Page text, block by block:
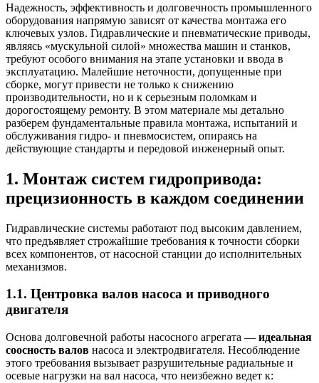
Надежность, эффективность и долговечность промышленного
оборудования напрямую зависят от качества монтажа его
ключевых узлов. Гидравлические и пневматические приводы,
являясь «мускульной силой» множества машин и станков,
требуют особого внимания на этапе установки и ввода в
эксплуатацию. Малейшие неточности, допущенные при
сборке, могут привести не только к снижению
производительности, но и к серьезным поломкам и
дорогостоящему ремонту. В этом материале мы детально
разберем фундаментальные правила монтажа, испытаний и
обслуживания гидро- и пневмосистем, опираясь на
действующие стандарты и передовой инженерный опыт.
1. Монтаж систем гидропривода:
прецизионность в каждом соединении
Гидравлические системы работают под высоким давлением,
что предъявляет строжайшие требования к точности сборки
всех компонентов, от насосной станции до исполнительных
механизмов.
1.1. Центровка валов насоса и приводного
двигателя
Основа долговечной работы насосного агрегата — идеальная
соосность валов насоса и электродвигателя. Несоблюдение
этого требования вызывает разрушительные радиальные и
осевые нагрузки на вал насоса, что неизбежно ведет к: